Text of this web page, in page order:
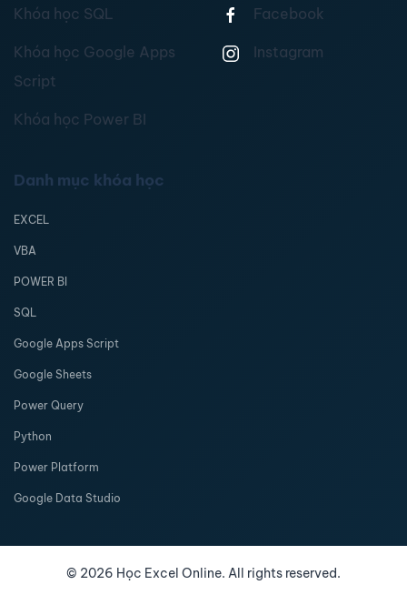
Khóa học SQL
Khóa học Google Apps
Script
Khóa học Power BI
Facebook
Instagram
Danh mục khóa học
EXCEL
VBA
POWER BI
SQL
Google Apps Script
Google Sheets
Power Query
Python
Power Platform
Google Data Studio
© 2026 Học Excel Online. All rights reserved.